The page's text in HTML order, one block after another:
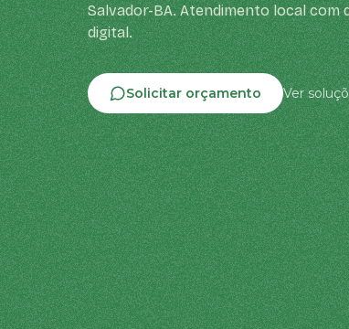
Salvador-BA. Atendimento local com
digital.
Solicitar orçamento Ver